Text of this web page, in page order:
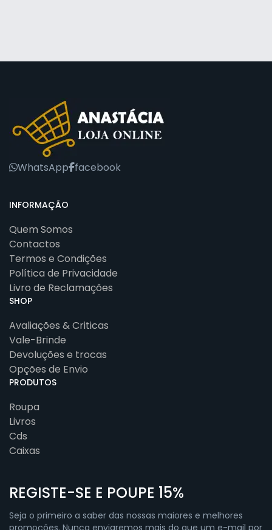
WhatsApp facebook
INFORMAÇÃO
Quem Somos
Contactos
Termos e Condições
Política de Privacidade
Livro de Reclamações
SHOP
Avaliações & Criticas
Vale-Brinde
Devoluções e trocas
Opções de Envio
PRODUTOS
Roupa
Livros
Cds
Caixas
REGISTE-SE E POUPE 15%
Seja o primeiro a saber das nossas maiores e melhores
promoções. Nunca enviaremos mais do que um e-mail por